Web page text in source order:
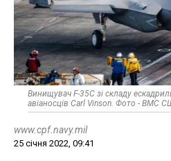
Винищувач F-35C зі складу
авіаносців Carl Vinson. Фото - ВМС
www.cpf.navy.mil
25 січня 2022, 09:41